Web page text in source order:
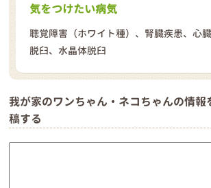
気をつけたい病気
聴覚障害（ホワイト種）、腎臓疾患、心
脱臼、水晶体脱臼
我が家のワンちゃん・ネコちゃんの情報
稿する